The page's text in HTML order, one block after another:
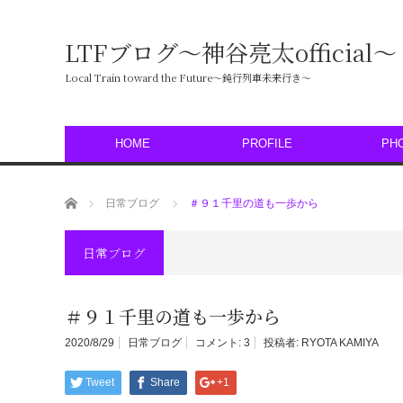
LTFブログ〜神谷亮太official〜
Local Train toward the Future〜鈍行列車未来行き〜
HOME PROFILE
ホーム 日常ブログ ＃９１千里の道も一歩から
日常ブログ
＃９１千里の道も一歩から
2020/8/29 日常ブログ コメント: 3 投稿者: RYOTA KAMIYA
Tweet Share +1